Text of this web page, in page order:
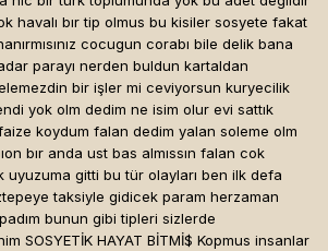
havalı bır tip olmus bu kisiler sosyete fakat
cocugun corabı bile delik bana
parayı nerden buldun kartaldan
bir işler mi ceviyorsun kuryecilik
yok olm dedim ne isim olur evi sattık
faize koydum falan dedim yalan soleme olm
bır anda ust bas almıssın falan cok
uyuzuma gitti bu tür olayları ben ilk defa
taksiyle gidicek param herzaman
bunun gibi tipleri sizlerde
SOSYETİK HAYAT BİTMİ$ Kopmus insanlar